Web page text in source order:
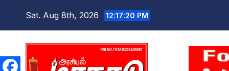
Sat. Aug 8th, 2026 12:17:21 PM